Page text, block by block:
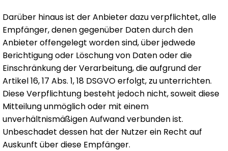
Darüber hinaus ist der Anbieter dazu verpflichtet, alle
Empfänger, denen gegenüber Daten durch den
Anbieter offengelegt worden sind, über jedwede
Berichtigung oder Löschung von Daten oder die
Einschränkung der Verarbeitung, die aufgrund der
Artikel 16, 17 Abs. 1, 18 DSGVO erfolgt, zu unterrichten.
Diese Verpflichtung besteht jedoch nicht, soweit diese
Mitteilung unmöglich oder mit einem
unverhältnismäßigen Aufwand verbunden ist.
Unbeschadet dessen hat der Nutzer ein Recht auf
Auskunft über diese Empfänger.